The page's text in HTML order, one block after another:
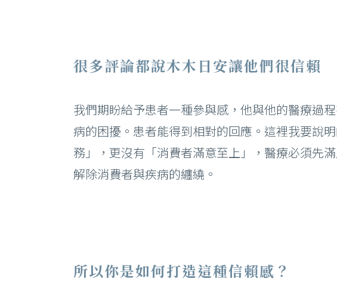
很多評論都說木木日安讓他們很信賴
我們期盼給予患者一種參與感，他與他的醫療過
病的困擾。患者能得到相對的回應。這裡我要說
務」，更沒有「消費者滿意至上」，醫療必須先
解除消費者與疾病的纏繞。
所以你是如何打造這種信賴感？